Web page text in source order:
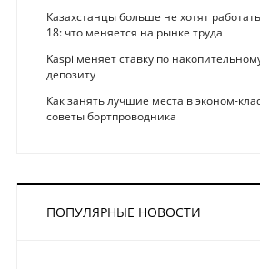
Казахстанцы больше не хотят
18: что меняется на рынке труда
Kaspi меняет ставку по
депозиту
Как занять лучшие места в эконом-
советы бортпроводника
ПОПУЛЯРНЫЕ НОВОСТИ